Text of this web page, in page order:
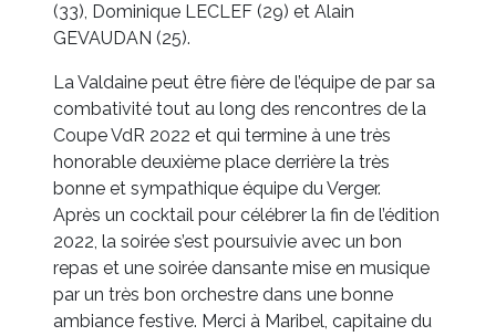
(33), Dominique LECLEF (29) et Alain
GEVAUDAN (25).
La Valdaine peut être fière de l’équipe de par sa
combativité tout au long des rencontres de la
Coupe VdR 2022 et qui termine à une très
honorable deuxième place derrière la très
bonne et sympathique équipe du Verger.
Après un cocktail pour célébrer la fin de l’édition
2022, la soirée s’est poursuivie avec un bon
repas et une soirée dansante mise en musique
par un très bon orchestre dans une bonne
ambiance festive. Merci à Maribel, capitaine du